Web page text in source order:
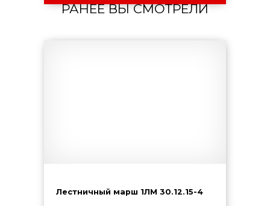
РАНЕЕ ВЫ СМОТРЕЛИ
Лестничный марш 1ЛМ 30.12.15-4